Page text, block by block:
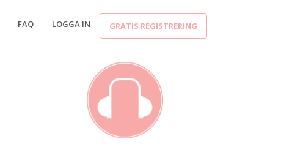
FAQ LOGGA IN GRATIS REGISTRERING